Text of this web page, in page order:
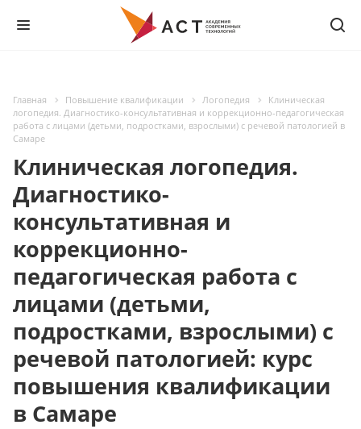
Главная Повышение квалификации Логопедия
Клиническая
логопедия. Диагностико-консультативная и коррекционно-педагогическая
работа с лицами (детьми, подростками, взрослыми) с речевой патологией в
Самаре
Клиническая логопедия.
Диагностико-
консультативная и
коррекционно-
педагогическая работа с
лицами (детьми,
подростками, взрослыми) с
речевой патологией: курс
повышения квалификации
в Самаре